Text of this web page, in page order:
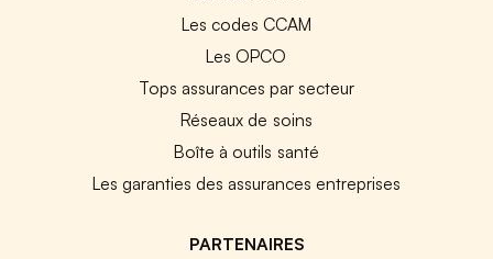
Les codes CCAM
Les OPCO
Tops assurances par secteur
Réseaux de soins
Boîte à outils santé
Les garanties des assurances entreprises
PARTENAIRES